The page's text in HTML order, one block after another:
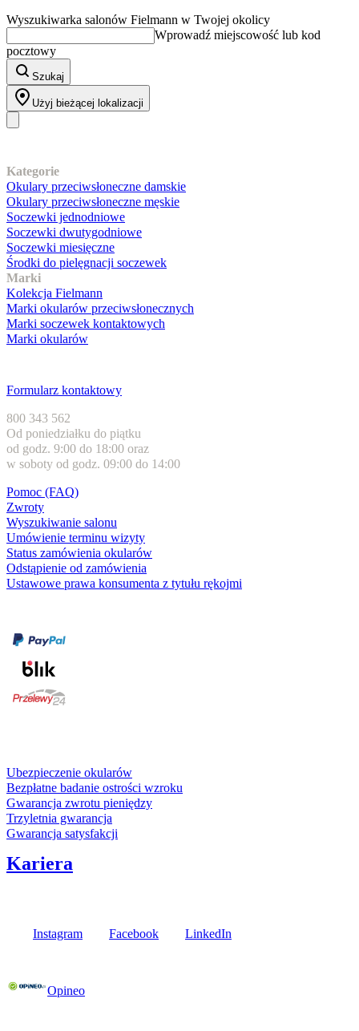
Wyszukiwarka salonów Fielmann w Twojej okolicy
Wprowadź miejscowość lub kod
pocztowy
Szukaj
Użyj bieżącej lokalizacji
Kategorie
Okulary przeciwsłoneczne damskie
Okulary przeciwsłoneczne męskie
Soczewki jednodniowe
Soczewki dwutygodniowe
Soczewki miesięczne
Środki do pielęgnacji soczewek
Marki
Kolekcja Fielmann
Marki okularów przeciwsłonecznych
Marki soczewek kontaktowych
Marki okularów
Formularz kontaktowy
800 343 562
Od poniedziałku do piątku
od godz. 9:00 do 18:00 oraz
w soboty od godz. 09:00 do 14:00
Pomoc (FAQ)
Zwroty
Wyszukiwanie salonu
Umówienie terminu wizyty
Status zamówienia okularów
Odstąpienie od zamówienia
Ustawowe prawa konsumenta z tytułu rękojmi
Ubezpieczenie okularów
Bezpłatne badanie ostrości wzroku
Gwarancja zwrotu pieniędzy
Trzyletnia gwarancja
Gwarancja satysfakcji
Kariera
Instagram Facebook LinkedIn
Opineo